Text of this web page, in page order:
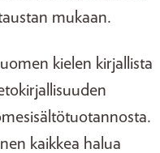
mukaan.
kielen kirjallista
kaikkea halua